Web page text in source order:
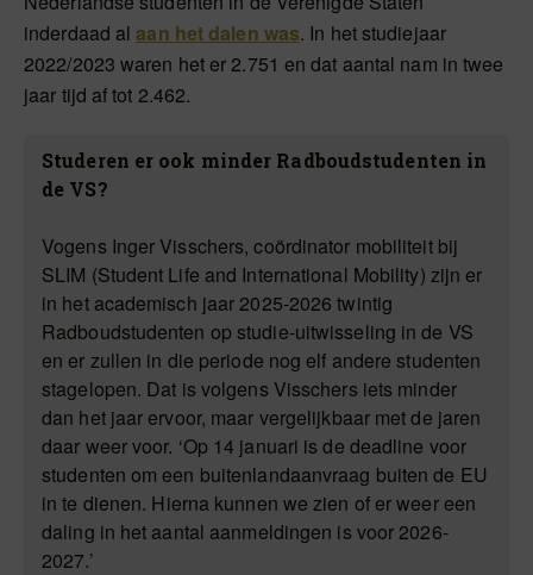
inderdaad alaan het dalen was. In het studiejaar
2022/2023 waren het er 2.751 en dat aantal nam in twee
jaar tijd af tot 2.462.
Studeren er ook minder Radboudstudenten in
de VS?
Vogens Inger Visschers, coördinator mobiliteit bij
SLIM (Student Life and International Mobility) zijn er
in het academisch jaar 2025-2026 twintig
Radboudstudenten op studie-uitwisseling in de VS
en er zullen in die periode nog elf andere studenten
stagelopen. Dat is volgens Visschers iets minder
dan het jaar ervoor, maar vergelijkbaar met de jaren
daar weer voor. ‘Op 14 januari is de deadline voor
studenten om een buitenlandaanvraag buiten de EU
in te dienen. Hierna kunnen we zien of er weer een
daling in het aantal aanmeldingen is voor 2026-
2027.’